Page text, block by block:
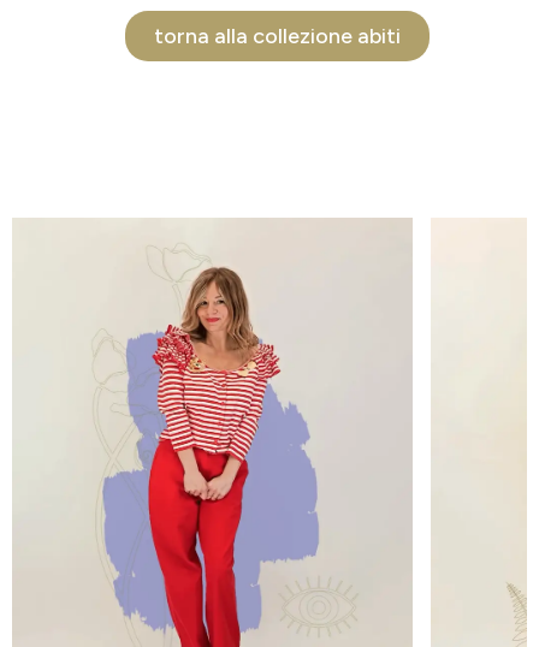
torna alla collezione abiti